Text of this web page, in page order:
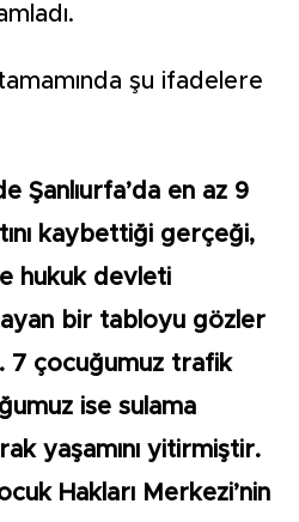
tamamında şu ifadelere
Şanlıurfa’da en az 9
kaybettiği gerçeği,
hukuk devleti
bir tabloyu gözler
7 çocuğumuz trafik
ise sulama
yaşamını yitirmiştir.
Hakları Merkezi’nin